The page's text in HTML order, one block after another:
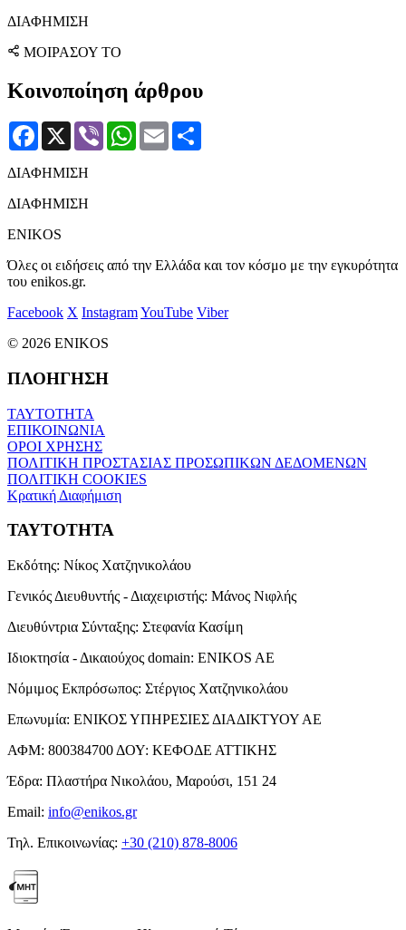
ΔΙΑΦΗΜΙΣΗ
ΜΟΙΡΑΣΟΥ ΤΟ
Κοινοποίηση άρθρου
Facebook
X Viber WhatsApp
Email
ΔΙΑΦΗΜΙΣΗ
ΔΙΑΦΗΜΙΣΗ
ENIKOS
Όλες οι ειδήσεις από την Ελλάδα και τον κόσμο με την εγκυρότητα
του enikos.gr.
Facebook X InstagramYouTube Viber
© 2026 ENIKOS
ΠΛΟΗΓΗΣΗ
ΤΑΥΤΟΤΗΤΑ
ΕΠΙΚΟΙΝΩΝΙΑ
ΟΡΟΙ ΧΡΗΣΗΣ
ΠΟΛΙΤΙΚΗ ΠΡΟΣΤΑΣΙΑΣ ΠΡΟΣΩΠΙΚΩΝ ΔΕΔΟΜΕΝΩΝ
ΠΟΛΙΤΙΚΗ COOKIES
Κρατική Διαφήμιση
ΤΑΥΤΟΤΗΤΑ
Εκδότης: Νίκος Χατζηνικολάου
Γενικός Διευθυντής - Διαχειριστής: Μάνος Νιφλής
Διευθύντρια Σύνταξης: Στεφανία Κασίμη
Ιδιοκτησία - Δικαιούχος domain: ENIKOS AE
Νόμιμος Εκπρόσωπος: Στέργιος Χατζηνικολάου
Επωνυμία: ΕΝΙΚΟΣ ΥΠΗΡΕΣΙΕΣ ΔΙΑΔΙΚΤΥΟΥ ΑΕ
ΑΦΜ: 800384700 ΔΟΥ: ΚΕΦΟΔΕ ΑΤΤΙΚΗΣ
Έδρα: Πλαστήρα Νικολάου, Μαρούσι, 151 24
Email: info@enikos.gr
Τηλ. Επικοινωνίας: +30 (210) 878-8006